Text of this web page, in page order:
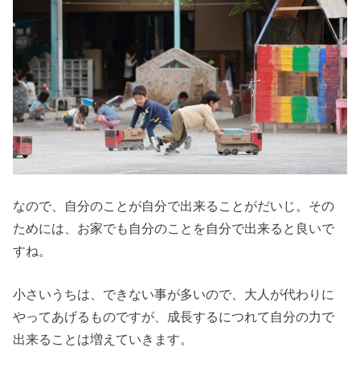
なので、自分のことが自分で出来ることがだいじ。その
ためには、お家でも自分のことを自分で出来ると良いで
すね。
小さいうちは、できない事が多いので、大人が代わりに
やってあげるものですが、成長するにつれて自分の力で
出来ることは増えていきます。